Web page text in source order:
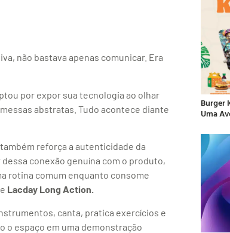
não bastava apenas comunicar. Era
por expor sua tecnologia ao olhar
abstratas. Tudo acontece diante
reforça a autenticidade da
dessa conexão genuína com o produto,
rotina comum enquanto consome
Lacday Long Action.
canta, pratica exercícios e
espaço em uma demonstração
Burger
Uma